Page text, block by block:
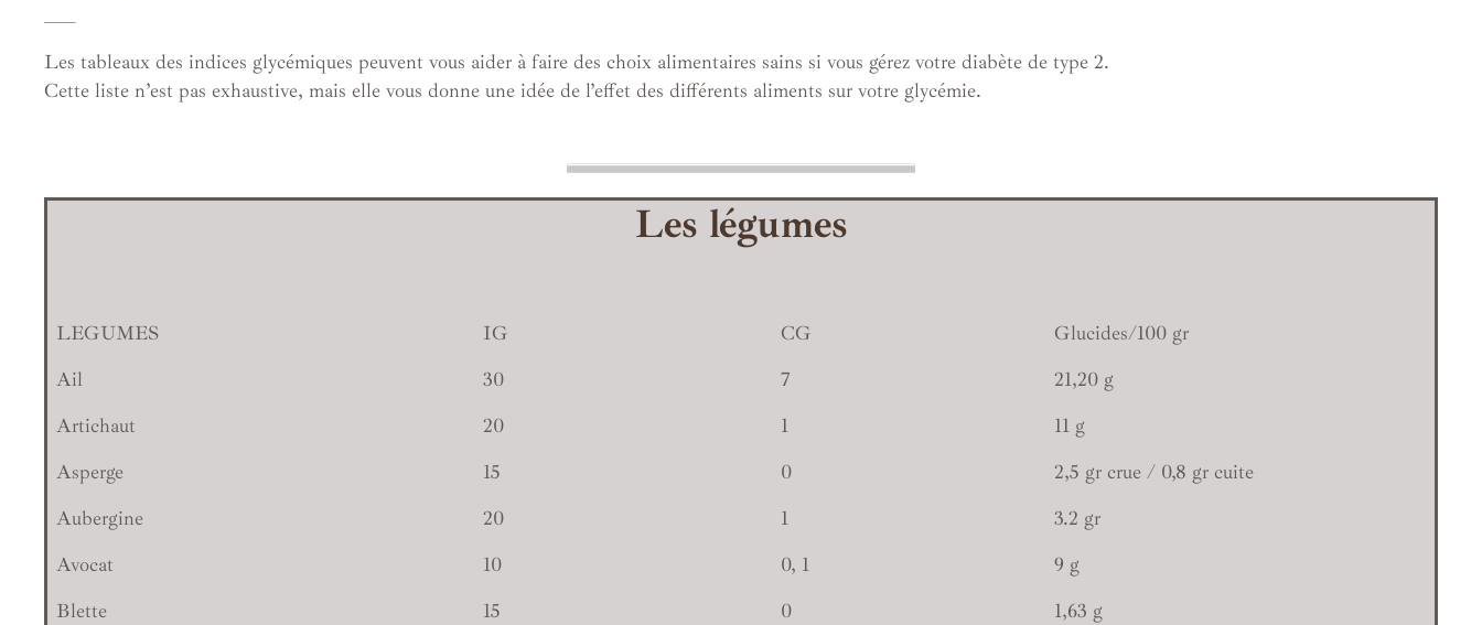
—–
Les tableaux des indices glycémiques peuvent vous aider à faire des choix alimentaires sains si vous gérez votre diabète de type 2.
Cette liste n’est pas exhaustive, mais elle vous donne une idée de l’effet des différents aliments sur votre glycémie.
Les légumes
LEGUMES IG CG
Glucides/100 gr
Ail
30 7
21,20 g
Artichaut
20 1
11 g
Asperge
15 0
2,5 gr crue / 0,8 gr cuite
Aubergine
20 1
3.2 gr
Avocat
10 0, 1
9 g
Blette
15 0
1,63 g